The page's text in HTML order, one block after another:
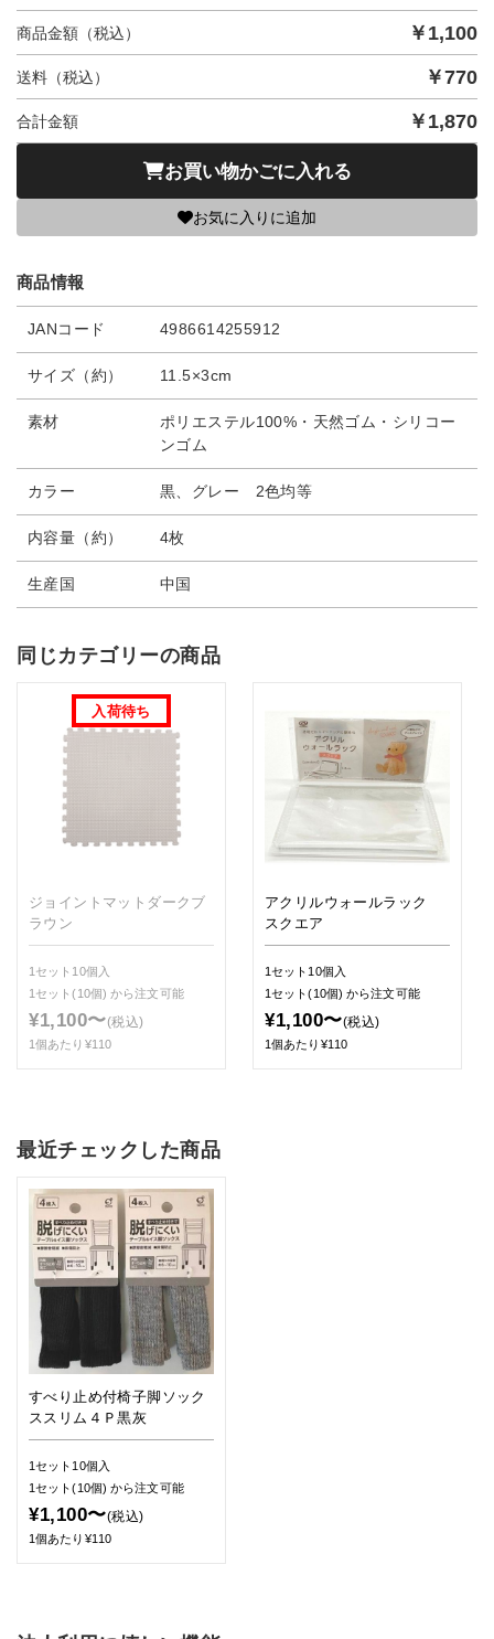
商品金額（税込） ￥ 1,100
送料（税込） ￥770
合計金額 ￥ 1,870
お買い物かごに入れる
お気に入りに追加
商品情報
JANコード 4986614255912
サイズ（約） 11.5×3cm
素材
ポリエステル100%・天然ゴム・シリコー
ンゴム
カラー 黒、グレー 2色均等
内容量（約） 4枚
生産国 中国
同じカテゴリーの商品
ジョイントマットダークブ
ラウン
1セット10個入
1セット(10個)から注文可能
¥1,100〜(税込)
1個あたり¥110
アクリルウォールラック
スクエア
1セット10個入
1セット(10個)から注文可能
¥1,100〜(税込)
1個あたり¥110
最近チェックした商品
すべり止め付椅子脚ソック
ススリム４Ｐ黒灰
1セット10個入
1セット(10個)から注文可能
¥1,100〜(税込)
1個あたり¥110